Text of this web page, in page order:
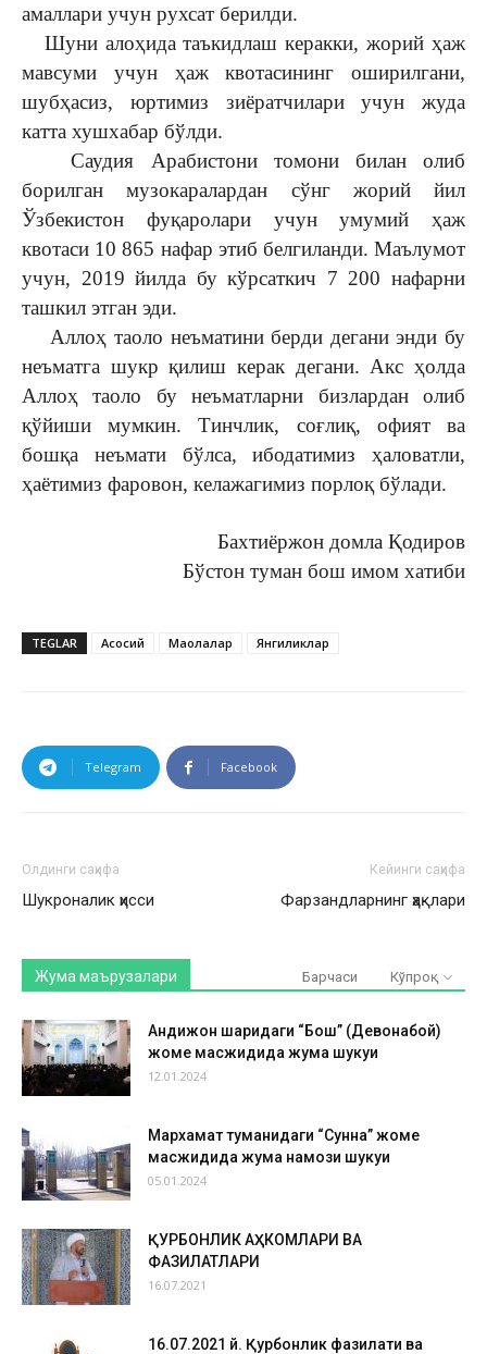
амаллари учун рухсат берилди.
Шуни алоҳида таъкидлаш керакки, жорий ҳаж
мавсуми учун ҳаж квотасининг оширилгани,
шубҳасиз, юртимиз зиёратчилари учун жуда
катта хушхабар бўлди.
Саудия Арабистони томони билан олиб
борилган музокаралардан сўнг жорий йил
Ўзбекистон фуқаролари учун умумий ҳаж
квотаси 10 865 нафар этиб белгиланди. Маълумот
учун, 2019 йилда бу кўрсаткич 7 200 нафарни
ташкил этган эди.
Аллоҳ таоло неъматини берди дегани энди бу
неъматга шукр қилиш керак дегани. Акс ҳолда
Аллоҳ таоло бу неъматларни бизлардан олиб
қўйиши мумкин. Тинчлик, соғлиқ, офият ва
бошқа неъмати бўлса, ибодатимиз ҳаловатли,
ҳаётимиз фаровон, келажагимиз порлоқ бўлади.
Бахтиёржон домла Қодиров
Бўстон туман бош имом хатиби
TEGLAR Асосий Мақолалар Янгиликлар
Telegram Facebook
Олдинги саҳифа
Шукроналик ҳисси
Кейинги саҳифа
Фарзандларнинг ҳақлари
Жума маърузалари Барчаси Кўпроқ
Андижон шаҳридаги “Бош” (Девонабой)
жоме масжидида жума шукуҳи
12.01.2024
Мархамат туманидаги “Сунна” жоме
масжидида жума намози шукуҳи
05.01.2024
ҚУРБОНЛИК АҲКОМЛАРИ ВА
ФАЗИЛАТЛАРИ
16.07.2021
16.07.2021 й. Қурбонлик фазилати ва